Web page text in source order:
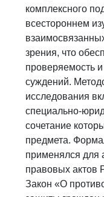
комплексного
всестороннем
зрения, что
проверяемость
суждений.
исследования
специально-
сочетание
предмета.
применялся для
правовых актов
Закон «О